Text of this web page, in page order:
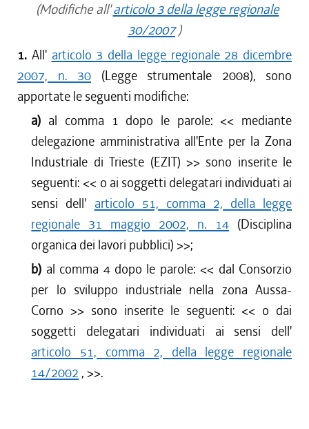
(Modifiche all'articolo 3 della legge regionale
30/2007)
1. All' articolo 3 della legge regionale 28 dicembre
2007, n. 30 (Legge strumentale 2008), sono
apportate le seguenti modifiche:
a) al comma 1 dopo le parole: << mediante
delegazione amministrativa all'Ente per la Zona
Industriale di Trieste (EZIT) >> sono inserite le
seguenti: << o ai soggetti delegatari individuati ai
sensi dell' articolo 51, comma 2, della legge
regionale 31 maggio 2002, n. 14 (Disciplina
organica dei lavori pubblici)>>;
b) al comma 4 dopo le parole: << dal Consorzio
per lo sviluppo industriale nella zona Aussa-
Corno >> sono inserite le seguenti: << o dai
soggetti delegatari individuati ai sensi dell'
articolo 51, comma 2, della legge regionale
14/2002 ,>>.